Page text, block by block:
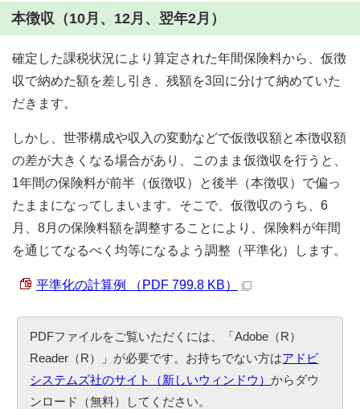
本徴収（10月、12月、翌年2月）
確定した課税状況により算定された年間保険料から、仮徴
収で納めた額を差し引き、残額を3回に分けて納めていた
だきます。
しかし、世帯構成や収入の変動などで仮徴収額と本徴収額
の差が大きくなる場合があり、このまま仮徴収を行うと、
1年間の保険料が前半（仮徴収）と後半（本徴収）で偏っ
たままになってしまいます。そこで、仮徴収のうち、6
月、8月の保険料額を調整することにより、保険料が年間
を通じてなるべく均等になるよう調整（平準化）します。
平準化の計算例 （PDF 799.8 KB）
PDFファイルをご覧いただくには、「Adobe（R）
Reader（R）」が必要です。お持ちでない方はアドビ
システムズ社のサイト（新しいウィンドウ）からダウ
ンロード（無料）してください。